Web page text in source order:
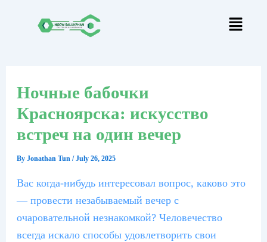
Ночные бабочки
Красноярска: искусство
встреч на один вечер
By Jonathan Tun /July 26, 2025
Вас когда-нибудь интересовал вопрос, каково это
— провести незабываемый вечер с
очаровательной незнакомкой? Человечество
всегда искало способы удовлетворить свои
navigation